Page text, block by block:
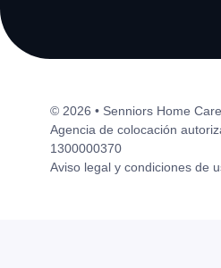
© 2026 • Senniors Home
Agencia de colocación
1300000370
Aviso legal y condiciones de